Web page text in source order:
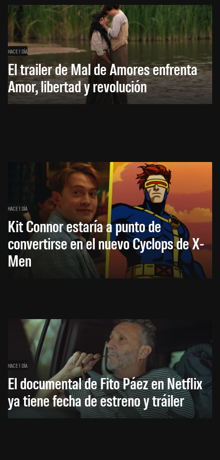
HACE 1 DÍA
El trailer de Mal de Amores enfrenta
Amor, libertad y revolución
HACE 1 DÍA
Kit Connor estaría a punto de
convertirse en el nuevo Cyclops de X-
Men
HACE 1 DÍA
El documental de Fito Páez en Netflix
ya tiene fecha de estreno y tráiler